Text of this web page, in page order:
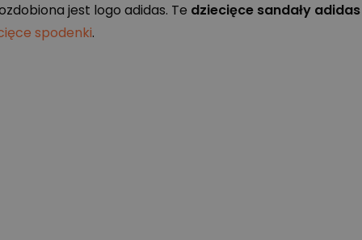
jest logo adidas. Te dziecięce sandały adidas
spodenki.